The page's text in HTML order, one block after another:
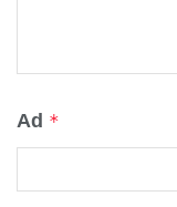
Ad *